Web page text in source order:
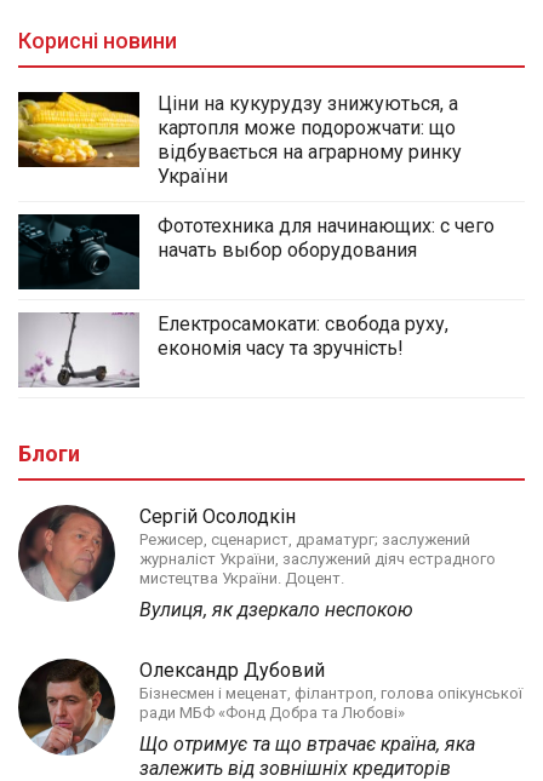
Корисні новини
Ціни на кукурудзу знижуються, а
картопля може подорожчати: що
відбувається на аграрному ринку
України
Фототехника для начинающих: с чего
начать выбор оборудования
Електросамокати: свобода руху,
економія часу та зручність!
Блоги
Сергій Осолодкін
Режисер, сценарист, драматург; заслужений
журналіст України, заслужений діяч естрадного
мистецтва України. Доцент.
Вулиця, як дзеркало неспокою
Олександр Дубовий
Бізнесмен і меценат, філантроп, голова опікунської
ради МБФ «Фонд Добра та Любові»
Що отримує та що втрачає країна, яка
залежить від зовнішніх кредиторів